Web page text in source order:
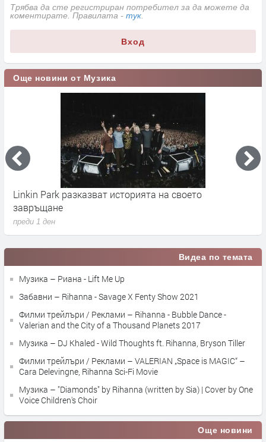
Трябва да сте регистриран потребител за да можете да
коментирате. Правилата - тук
Вход
Още новини от Музика
на своето
Madonna и Kylie Minogue пуснаха
Видеа по темата
Музика – Риана - Lift Me Up
Забавни – Rihanna - Savage X Fenty Show 2021
Филми трейлъри / Реклами – Rihanna - Bubble Dance - ‫
Valerian and the City of a Thousand Planets 2017
Музика – DJ Khaled - Wild Thoughts ft. Rihanna, Bryson Tiller
Филми трейлъри / Реклами – VALERIAN „Space is MAGIC“ –
Cara Delevingne, Rihanna Sci-Fi Movie
Музика – "Diamonds" by Rihanna (written by Sia) | Cover by One
Voice Children's Choir
Още новини